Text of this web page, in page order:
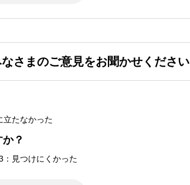
さまのご意見をお聞かせください
立たなかった
？
：見つけにくかった